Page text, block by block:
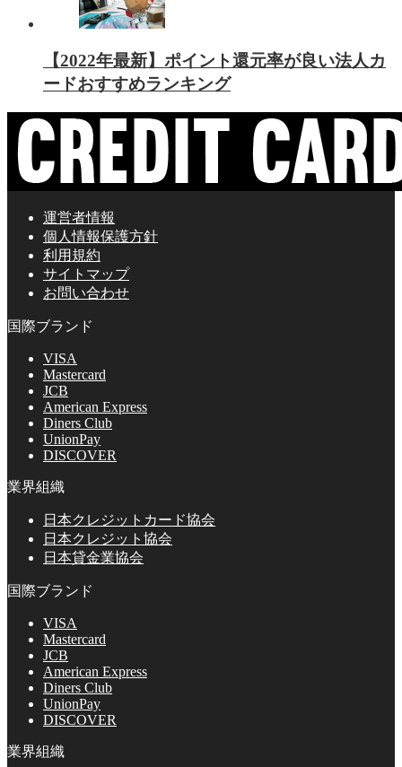
【2022年最新】ポイント還元率が良い法人カ
ードおすすめランキング
運営者情報
個人情報保護方針
利用規約
サイトマップ
お問い合わせ
国際ブランド
VISA
Mastercard
JCB
American Express
Diners Club
UnionPay
DISCOVER
業界組織
日本クレジットカード協会
日本クレジット協会
日本貸金業協会
国際ブランド
VISA
Mastercard
JCB
American Express
Diners Club
UnionPay
DISCOVER
業界組織